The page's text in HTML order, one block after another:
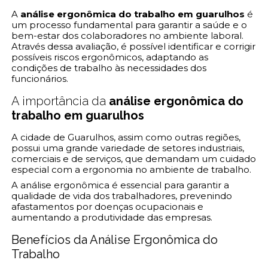
A análise ergonômica do trabalho em guarulhos é
um processo fundamental para garantir a saúde e o
bem-estar dos colaboradores no ambiente laboral.
Através dessa avaliação, é possível identificar e corrigir
possíveis riscos ergonômicos, adaptando as
condições de trabalho às necessidades dos
funcionários.
A importância da análise ergonômica do
trabalho em guarulhos
A cidade de Guarulhos, assim como outras regiões,
possui uma grande variedade de setores industriais,
comerciais e de serviços, que demandam um cuidado
especial com a ergonomia no ambiente de trabalho.
A análise ergonômica é essencial para garantir a
qualidade de vida dos trabalhadores, prevenindo
afastamentos por doenças ocupacionais e
aumentando a produtividade das empresas.
Benefícios da Análise Ergonômica do
Trabalho